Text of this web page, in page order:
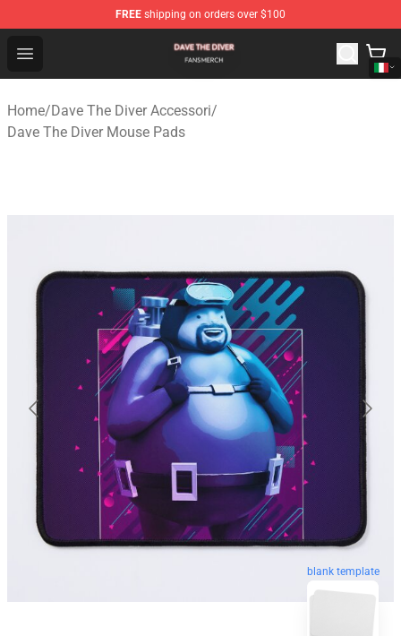
FREE shipping on orders over $100
Open menu
Dave The Diver Shop - Official Dave The Diver
Home/Dave The Diver Accessori/
Dave The Diver Mouse Pads
blank template